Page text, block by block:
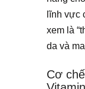
lĩnh vực
xem là
da và
Cơ